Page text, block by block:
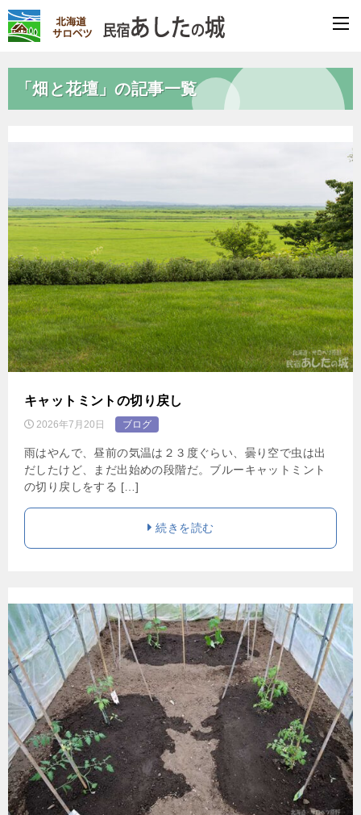
「畑と花壇」の記事一覧
キャットミントの切り戻し
2026年7月20日 ブログ
雨はやんで、昼前の気温は２３度ぐらい、曇り空で虫は出
だしたけど、まだ出始めの段階だ。ブルーキャットミント
の切り戻しをする […]
続きを読む